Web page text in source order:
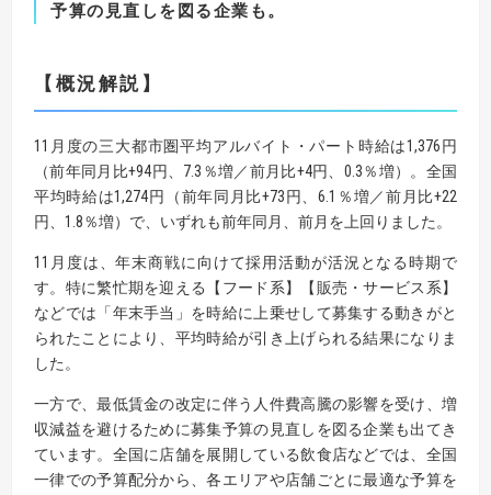
予算の見直しを図る企業も。
【 概況解説 】
11月度の三大都市圏平均アルバイト・パート時給は1,376円
（前年同月比+94円、7.3％増／前月比+4円、0.3％増）。全国
平均時給は1,274円（前年同月比+73円、6.1％増／前月比+22
円、1.8％増）で、いずれも前年同月、前月を上回りました。
11月度は、年末商戦に向けて採用活動が活況となる時期で
す。特に繁忙期を迎える【フード系】【販売・サービス系】
などでは「年末手当」を時給に上乗せして募集する動きがと
られたことにより、平均時給が引き上げられる結果になりま
した。
一方で、最低賃金の改定に伴う人件費高騰の影響を受け、増
収減益を避けるために募集予算の見直しを図る企業も出てき
ています。全国に店舗を展開している飲食店などでは、全国
一律での予算配分から、各エリアや店舗ごとに最適な予算を